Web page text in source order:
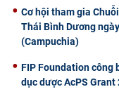
Cơ hội tham gia
Thái Bình Dương
(Campuchia)
FIP Foundation công
dục dược AcPS Grant